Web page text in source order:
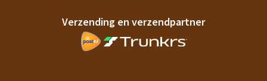
Verzending en verzendpartner